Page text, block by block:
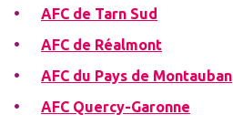
AFC de Tarn Sud
AFC de Réalmont
AFC du Pays de Montauban
AFC Quercy-Garonne